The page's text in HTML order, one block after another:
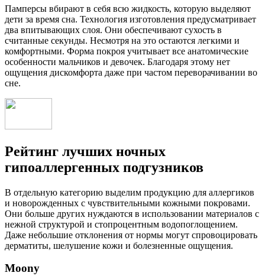
Памперсы вбирают в себя всю жидкость, которую выделяют
дети за время сна. Технология изготовления предусматривает
два впитывающих слоя. Они обеспечивают сухость в
считанные секунды. Несмотря на это остаются легкими и
комфортными. Форма покроя учитывает все анатомические
особенности мальчиков и девочек. Благодаря этому нет
ощущения дискомфорта даже при частом переворачивании во
сне.
Рейтинг лучших ночных
гипоаллергенных подгузников
В отдельную категорию выделим продукцию для аллергиков
и новорожденных с чувствительными кожными покровами.
Они больше других нуждаются в использовании материалов с
нежной структурой и стопроцентным водопоглощением.
Даже небольшие отклонения от нормы могут спровоцировать
дерматиты, шелушение кожи и болезненные ощущения.
Moony